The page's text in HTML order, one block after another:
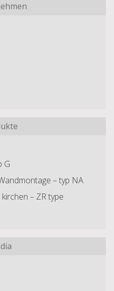
G
– typ NA
– ZR type